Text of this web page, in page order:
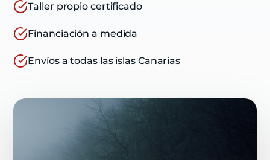
Taller propio certificado
Financiación a medida
Envíos a todas las islas Canarias